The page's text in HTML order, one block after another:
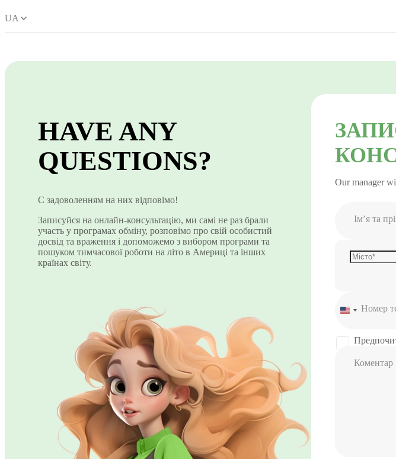
UA
HAVE ANY
QUESTIONS?
С задоволенням на них відповімо!
Записуйся на онлайн-консультацію, ми самі не раз брали
участь у програмах обміну, розповімо про свій особистий
досвід та враження і допоможемо з вибором програми та
пошуком тимчасової роботи на літо в Америці та інших
країнах світу.
Our manager
Ім’я та
UnitedНомер
Коментар